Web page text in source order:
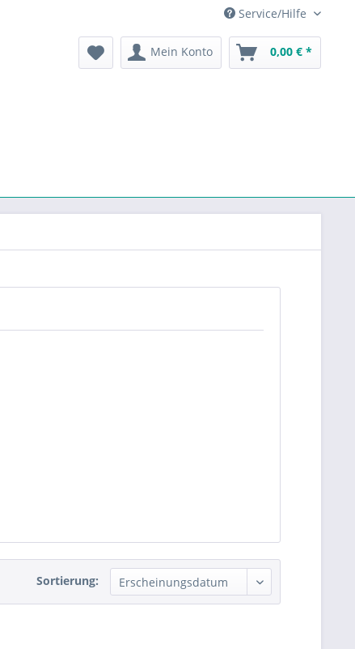
Service/Hilfe
Mein Konto 0,00 € *
Sortierung: